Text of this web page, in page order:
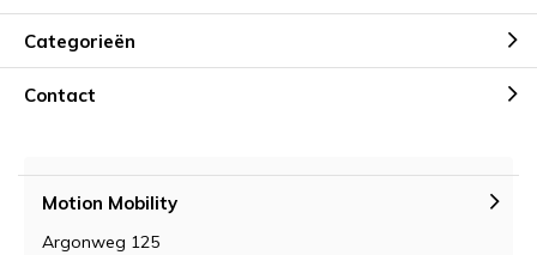
Categorieën
Contact
Motion Mobility
Argonweg 125